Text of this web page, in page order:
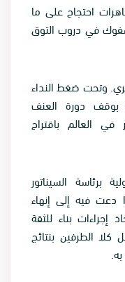
احتجاج على ما
في دروب التوق
وتحت ضغط النداء
دورة العنف
في العالم باقتراح
السيناتور
دعت فيه إلى إنهاء
إجراءات بناء للثقة
الطرفين بنتائج